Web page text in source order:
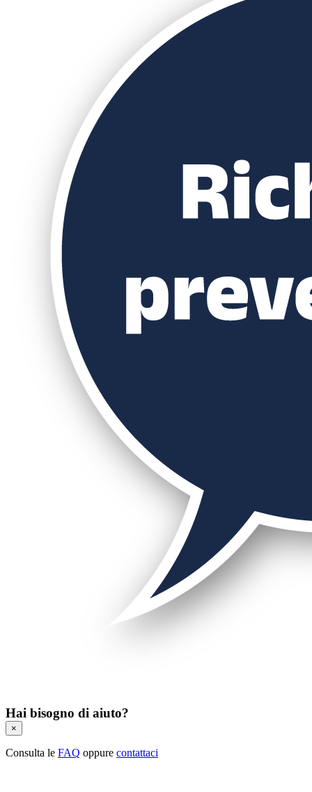
Hai bisogno di aiuto?
×
Consulta le FAQ oppure contattaci